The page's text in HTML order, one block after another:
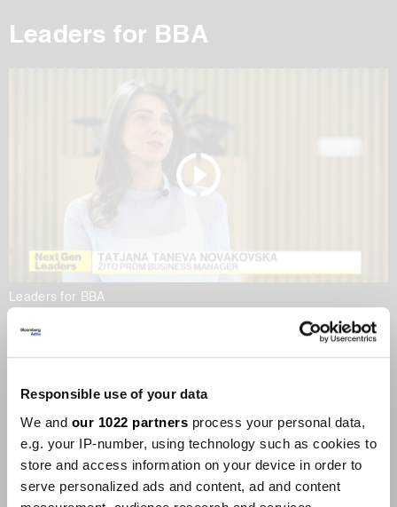
Responsible use of your data
We and our 1022 partners process your personal data,
e.g. your IP-number, using technology such as cookies to
store and access information on your device in order to
serve personalized ads and content, ad and content
Leaders for BBA
Leaders for BBA